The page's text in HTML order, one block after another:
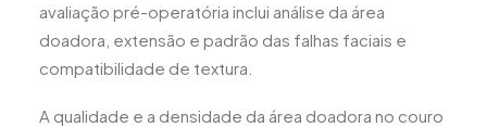
avaliação pré-operatória inclui análise da área
doadora, extensão e padrão das falhas faciais e
compatibilidade de textura.
A qualidade e a densidade da área doadora no couro